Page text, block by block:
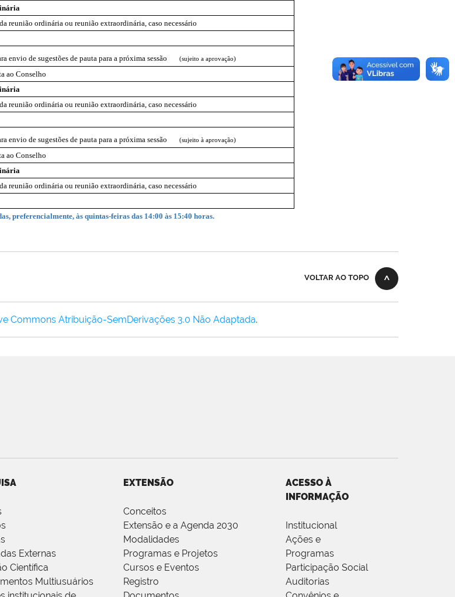
reunião ordinária ou reunião extraordinária, caso necessário
envio de sugestões de pauta para a próxima sessão (sujeito a aprovação)
ao Conselho
reunião ordinária ou reunião extraordinária, caso necessário
envio de sugestões de pauta para a próxima sessão (sujeito à aprovação)
ao Conselho
reunião ordinária ou reunião extraordinária, caso necessário
preferencialmente, às quintas-feiras das 14:00 às 15:40 horas.
VOLTAR AO TOPO
Commons Atribuição-SemDerivações 3.0 Não Adaptada.
Externas
Científica
Multiusuários
EXTENSÃO
Conceitos
Extensão e a Agenda 2030
Modalidades
Programas e Projetos
Cursos e Eventos
Registro
ACESSO À
INFORMAÇÃO
Institucional
Ações e
Programas
Participação Social
Auditorias